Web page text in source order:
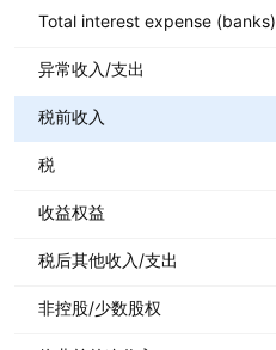
Total interest expense (banks)
异常收入/支出
税前收入
税
收益权益
税后其他收入/支出
非控股/少数股权